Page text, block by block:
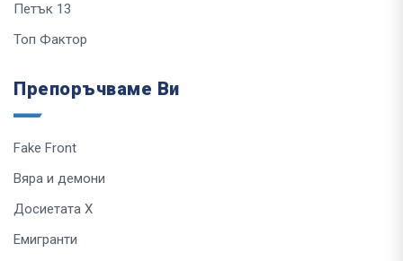
Петък 13
Топ Фактор
Препоръчваме Ви
Fake Front
Вяра и демони
Досиетата Х
Емигранти